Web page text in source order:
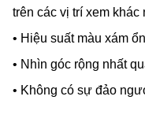
trên các vị trí xem
• Hiệu suất màu xám
• Nhìn góc rộng nhất
• Không có sự đảo